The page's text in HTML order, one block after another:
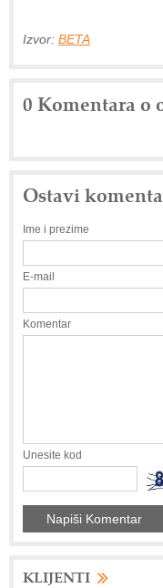
Izvor: BETA
0 Komentara o
Ostavi
Ime i prezime
E-mail
Komentar
Unesite kod
KLIJENTI